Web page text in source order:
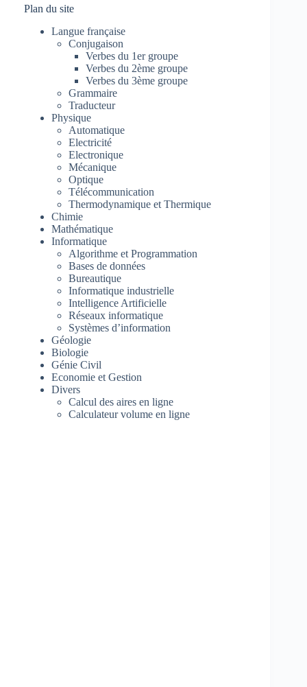
Plan du site
Langue française
Conjugaison
Verbes du 1er groupe
Verbes du 2ème groupe
Verbes du 3ème groupe
Grammaire
Traducteur
Physique
Automatique
Electricité
Electronique
Mécanique
Optique
Télécommunication
Thermodynamique et Thermique
Chimie
Mathématique
Informatique
Algorithme et Programmation
Bases de données
Bureautique
Informatique industrielle
Intelligence Artificielle
Réseaux informatique
Systèmes d’information
Géologie
Biologie
Génie Civil
Economie et Gestion
Divers
Calcul des aires en ligne
Calculateur volume en ligne